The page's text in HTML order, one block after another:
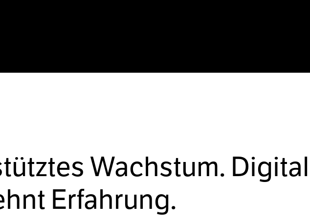
Wachstum.
Erfahrung.